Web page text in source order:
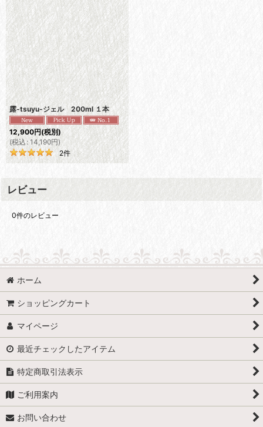
露-tsuyu-ジェル 200ml １本
12,900円(税別)
(税込: 14,190円)
2件
レビュー
0件のレビュー
ホーム
ショッピングカート
マイページ
最近チェックしたアイテム
特定商取引法表示
ご利用案内
お問い合わせ